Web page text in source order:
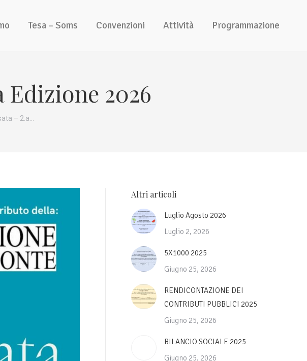
Tesa – Soms Convenzioni Attività Programmazione
Edizione 2026
– 2.a…
Altri articoli
Luglio Agosto 2026
Luglio 2, 2026
5X1000 2025
Giugno 25, 2026
RENDICONTAZIONE DEI
CONTRIBUTI PUBBLICI 2025
Giugno 25, 2026
BILANCIO SOCIALE 2025
Giugno 25, 2026